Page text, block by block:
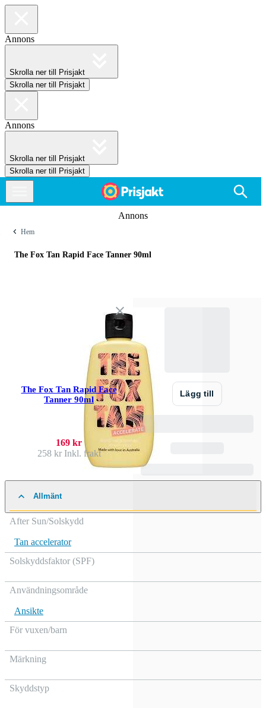
Annons
Skrolla ner till Prisjakt
Skrolla ner till Prisjakt
Annons
Skrolla ner till Prisjakt
Skrolla ner till Prisjakt
Annons
Hem
The Fox Tan Rapid Face Tanner 90ml
The Fox Tan Rapid Face
Tanner 90ml
169 kr
258 krInkl. frakt
Lägg till
Allmänt
After Sun/Solskydd
Tan accelerator
Solskyddsfaktor (SPF)
Användningsområde
Ansikte
För vuxen/barn
Märkning
Skyddstyp